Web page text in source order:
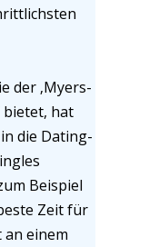
der ‚Myers-
bietet, hat
die Dating-
Beispiel
Zeit für
an einem